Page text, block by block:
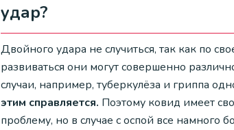
удар?
Двойного удара не случиться, так как по
развиваться они могут совершенно
случаи, например, туберкулёза и гриппа
этим справляется. Поэтому ковид имеет
проблему, но в случае с оспой все намного